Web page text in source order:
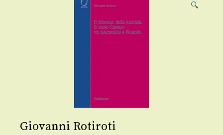
🔍
Giovanni Rotiroti